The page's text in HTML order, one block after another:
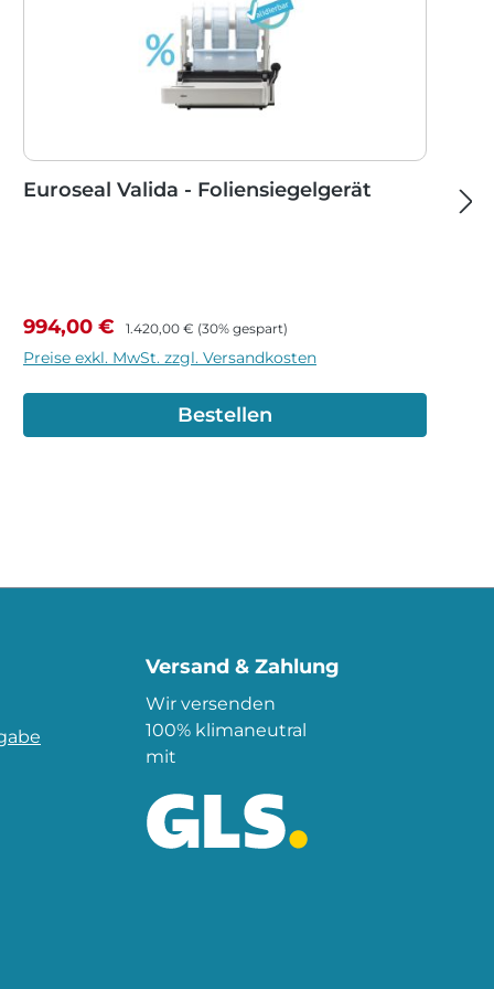
Euroseal Valida - Foliensiegelgerät
Verkaufspreis:
994,00 € Regulärer Preis:
1.420,00 € (30% gespart)
Preise exkl. MwSt. zzgl. Versandkosten
Bestellen
Versand & Zahlung
Wir versenden
100% klimaneutral
mit